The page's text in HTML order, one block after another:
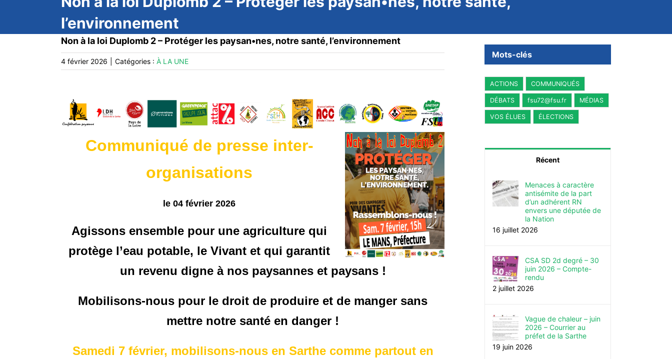
l’environnement
Non à la loi Duplomb 2 – Protéger les paysan•nes, notre santé, l’environnement
4 février 2026 Catégories : À LA UNE
Communiqué de presse inter-
organisations
le 04 février 2026
Agissons ensemble pour une agriculture qui
protège l’eau potable, le Vivant et qui garantit
un revenu digne à nos paysannes et paysans !
Mobilisons-nous pour le droit de produire et de manger sans
mettre notre santé en danger !
Samedi 7 février, mobilisons-nous en Sarthe comme partout en
Mots-clés
ACTIONS COMMUNIQUÉS
DÉBATS fsu72@fsu.fr MÉDIAS
VOS ÉLUES ÉLECTIONS
Récent
Menaces à caractère
antisémite de la part
d’un adhérent RN
envers une députée de
la Nation
16 juillet 2026
CSA SD 2d degré – 30
juin 2026 – Compte-
rendu
2 juillet 2026
Vague de chaleur – juin
2026 – Courrier au
préfet de la Sarthe
19 juin 2026